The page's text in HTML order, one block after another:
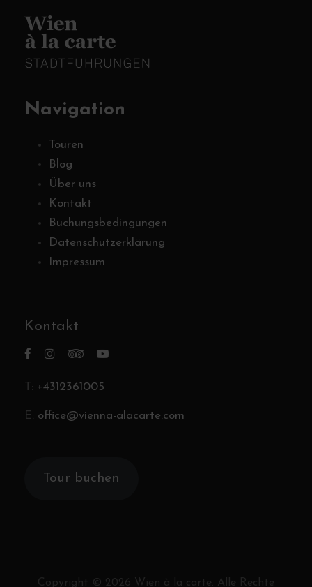
Navigation
Touren
Blog
Über uns
Kontakt
Buchungsbedingungen
Datenschutzerklärung
Impressum
Kontakt
T: +4312361005
E: office@vienna-alacarte.com
Tour buchen
Copyright © 2026 Wien à la carte. Alle Rechte